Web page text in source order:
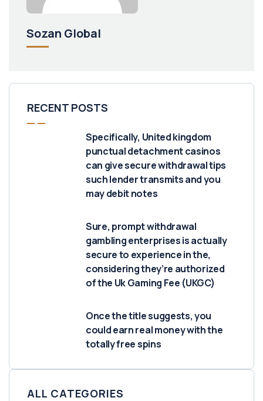
Sozan Global
RECENT POSTS
Specifically, United kingdom
punctual detachment casinos
can give secure withdrawal tips
such lender transmits and you
may debit notes
Sure, prompt withdrawal
gambling enterprises is actually
secure to experience in the,
considering they’re authorized
of the Uk Gaming Fee (UKGC)
Once the title suggests, you
could earn real money with the
totally free spins
ALL CATEGORIES